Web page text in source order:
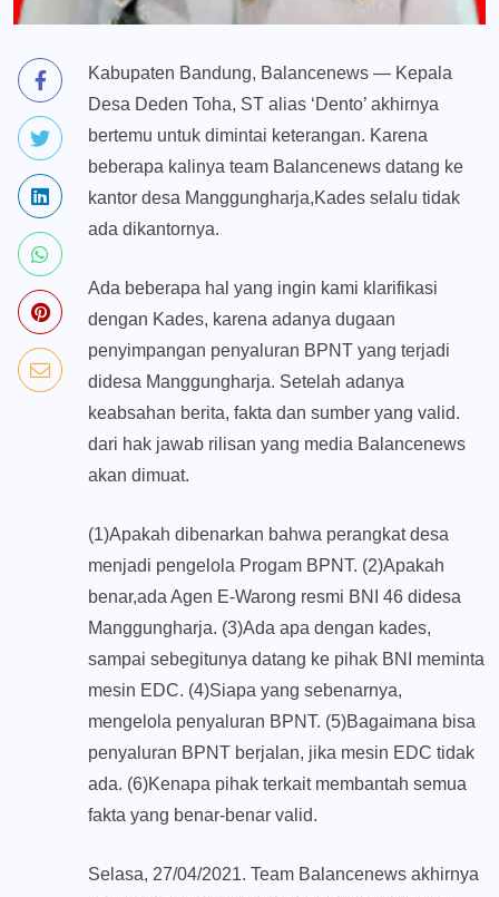
Kabupaten Bandung, Balancenews — Kepala
Desa Deden Toha, ST alias ‘Dento’ akhirnya
bertemu untuk dimintai keterangan. Karena
beberapa kalinya team Balancenews datang ke
kantor desa Manggungharja,Kades selalu tidak
ada dikantornya.
Ada beberapa hal yang ingin kami klarifikasi
dengan Kades, karena adanya dugaan
penyimpangan penyaluran BPNT yang terjadi
didesa Manggungharja. Setelah adanya
keabsahan berita, fakta dan sumber yang valid.
dari hak jawab rilisan yang media Balancenews
akan dimuat.
(1)Apakah dibenarkan bahwa perangkat desa
menjadi pengelola Progam BPNT. (2)Apakah
benar,ada Agen E-Warong resmi BNI 46 didesa
Manggungharja. (3)Ada apa dengan kades,
sampai sebegitunya datang ke pihak BNI meminta
mesin EDC. (4)Siapa yang sebenarnya,
mengelola penyaluran BPNT. (5)Bagaimana bisa
penyaluran BPNT berjalan, jika mesin EDC tidak
ada. (6)Kenapa pihak terkait membantah semua
fakta yang benar-benar valid.
Selasa, 27/04/2021. Team Balancenews akhirnya